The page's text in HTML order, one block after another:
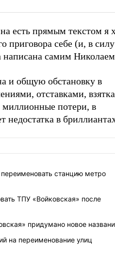
есть прямым текстом я
приговора себе (и, в силу
написана самим
и общую обстановку в
отставками,
потери, в
недостатка в
станцию метро
ТПУ «Войковская» после
придумано новое
на переименование улиц